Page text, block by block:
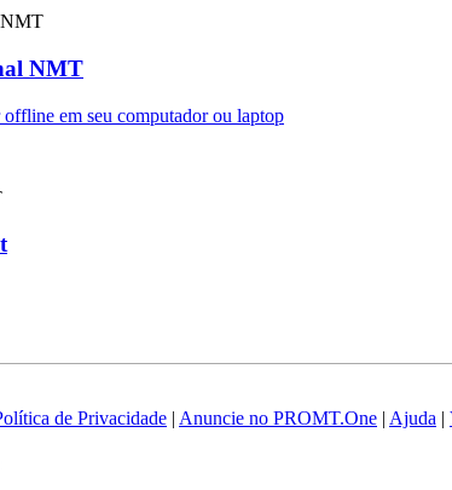
NMT
em seu computador ou laptop
de Privacidade | Anuncie no PROMT.One | Ajuda |